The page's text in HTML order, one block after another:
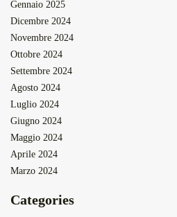
Gennaio 2025
Dicembre 2024
Novembre 2024
Ottobre 2024
Settembre 2024
Agosto 2024
Luglio 2024
Giugno 2024
Maggio 2024
Aprile 2024
Marzo 2024
Categories